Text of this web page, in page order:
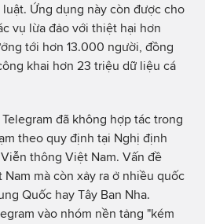
Ứng dụng này còn được cho
vụ lừa đảo với thiệt hại hơn
tới hơn 13.000 người, đồng
khai hơn 23 triệu dữ liệu cá
đã không hợp tác trong
theo quy định tại Nghị định
thông Việt Nam. Vấn đề
mà còn xảy ra ở nhiều quốc
Quốc hay Tây Ban Nha.
vào nhóm nền tảng "kém